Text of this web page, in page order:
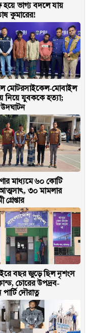
হয়ে ভাগ্য বদলে যায়
কুমারের!
মোটরসাইকেল-মোবাইল
নিয়ে যুবককে হত্যা;
মাধ্যমে ৬০ কোটি
৩০ মামলার
বছর জুড়ে ছিল নৃশংস
চোরের উপদ্রব-
দৌরাত্ন